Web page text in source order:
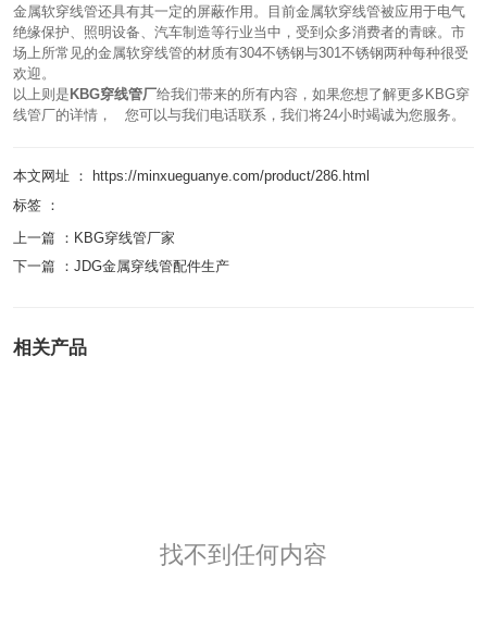
金属软穿线管还具有其一定的屏蔽作用。目前金属软穿线管被应用于电气
绝缘保护、照明设备、汽车制造等行业当中，受到众多消费者的青睐。市
场上所常见的金属软穿线管的材质有304不锈钢与301不锈钢两种每种很受
欢迎。
以上则是 KBG穿线管厂给我们带来的所有内容，如果您想了解更多KBG穿
线管厂的详情， 您可以与我们电话联系，我们将24小时竭诚为您服务。
本文网址 ： https://minxueguanye.com/product/286.html
标签 ：
上一篇 ： KBG穿线管厂家
下一篇 ： JDG金属穿线管配件生产
相关产品
找不到任何内容